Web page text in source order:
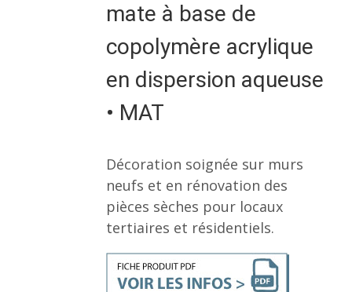
mate à base de
copolymère acrylique
en dispersion aqueuse
• MAT
Décoration soignée sur murs
neufs et en rénovation des
pièces sèches pour locaux
tertiaires et résidentiels.